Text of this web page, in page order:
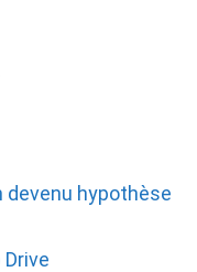
hypothèse